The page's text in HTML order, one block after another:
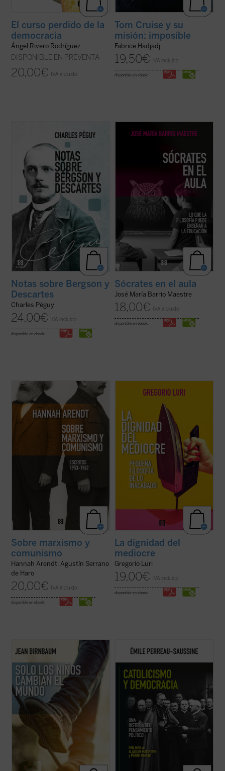
El curso perdido de la
democracia
Ángel Rivero Rodríguez
DISPONIBLE EN PREVENTA
20,00€ IVA incluido
Tom Cruise y su
misión: imposible
Fabrice Hadjadj
19,50€ IVA incluido
disponible en ebook:
Charles Péguy antes de su muerte trágica
en el frente de la Primera Guerra Mundial:
Nota sobre Henri Bergson y la filosofía
bergsoniana
Nota conjunta sobre
Descartes y la filosofía ...(ver ficha)
Notas sobre Bergson y
Descartes
Charles Péguy
24,00€ IVA incluido
disponible en ebook:
Frente a la tecnificación del aprendizaje y
los eslóganes pedagógicos, este libro
saber. Una obra inspiradora que devuelve
esperanza y sentido a la docencia: ...(ver
Sócrates en el aula
José María Barrio Maestre
18,00€ IVA incluido
disponible en ebook:
Este libro no solo recupera una faceta
menos conocida —pero crucial— de una de
las mentes más incisivas del siglo XX, sino
que también ofrece herramientas
esenciales para pensar nuestro presente.
Porque, como muestra Arendt, entender ...
(ver ficha)
Sobre marxismo y
comunismo
Hannah Arendt, Agustín Serrano
de Haro
20,00€ IVA incluido
disponible en ebook:
Gregorio Luri nos conduce por un viaje
filosófico para mostrarnos que nuestra
y la divinidad, entre el ser y la nada— es, en
realidad, la fuente de nuestra dignidad. Un
canto a la condición ...(ver ficha)
La dignidad del
mediocre
Gregorio Luri
19,00€ IVA incluido
disponible en ebook:
Birnbaum retoma, tras El coraje del matiz
el pulso de la política y la introspección con
una pregunta aparentemente sencilla: ¿qué
sucede cuando llega un hijo al mundo?
Desde Rosa Luxemburgo hasta Hannah
Arendt, pasando por Roland ...
Catolicismo y democracia
evolución del pensamiento político católico
Iglesia respondió a la democracia liberal,
un sistema para el que no ... (ver ficha)